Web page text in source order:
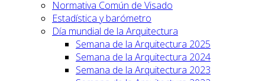
Normativa Común de Visado
Estadística y barómetro
Día mundial de la Arquitectura
Semana de la Arquitectura 2025
Semana de la Arquitectura 2024
Semana de la Arquitectura 2023